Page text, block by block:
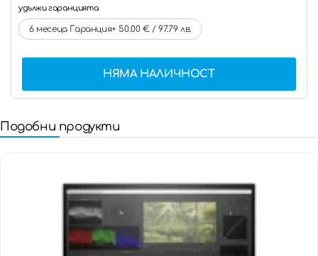
удължи гаранцията
6 месеца Гаранция+ 50.00 € / 97.79 лв.
НЯМА НАЛИЧНОСТ
Подобни продукти